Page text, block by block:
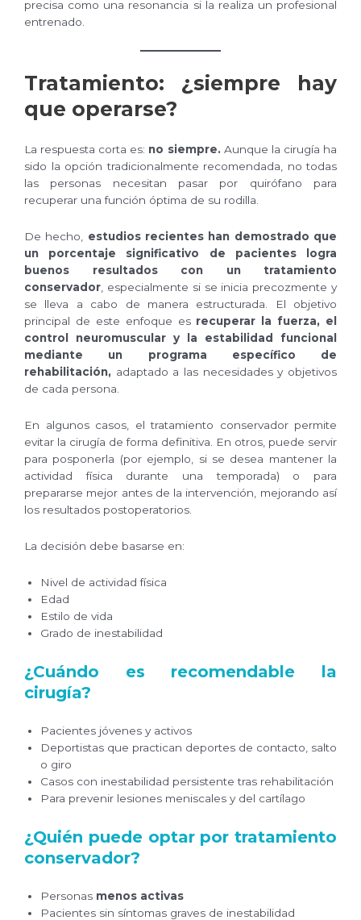
precisa como una resonancia si la realiza un profesional
entrenado.
Tratamiento: ¿siempre hay
que operarse?
La respuesta corta es: no siempre. Aunque la cirugía ha
sido la opción tradicionalmente recomendada, no todas
las personas necesitan pasar por quirófano para
recuperar una función óptima de su rodilla.
De hecho, estudios recientes han demostrado que
un porcentaje significativo de pacientes logra
buenos resultados con un tratamiento
conservador, especialmente si se inicia precozmente y
se lleva a cabo de manera estructurada. El objetivo
principal de este enfoque es recuperar la fuerza, el
control neuromuscular y la estabilidad funcional
mediante un programa específico de
rehabilitación, adaptado a las necesidades y objetivos
de cada persona.
En algunos casos, el tratamiento conservador permite
evitar la cirugía de forma definitiva. En otros, puede servir
para posponerla (por ejemplo, si se desea mantener la
actividad física durante una temporada) o para
prepararse mejor antes de la intervención, mejorando así
los resultados postoperatorios.
La decisión debe basarse en:
Nivel de actividad física
Edad
Estilo de vida
Grado de inestabilidad
¿Cuándo es recomendable la
cirugía?
Pacientes jóvenes y activos
Deportistas que practican deportes de contacto, salto
o giro
Casos con inestabilidad persistente tras rehabilitación
Para prevenir lesiones meniscales y del cartílago
¿Quién puede optar por tratamiento
conservador?
Personas menos activas
Pacientes sin síntomas graves de inestabilidad